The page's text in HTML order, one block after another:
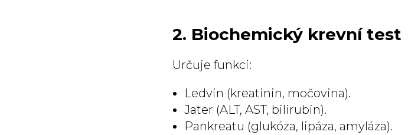
2. Biochemický krevní test
Určuje funkci:
Ledvin (kreatinin, močovina).
Jater (ALT, AST, bilirubin).
Pankreatu (glukóza, lipáza, amyláza).